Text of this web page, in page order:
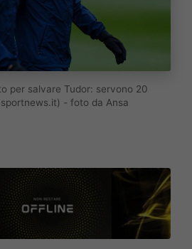
per salvare Tudor: servono 20
- foto da Ansa